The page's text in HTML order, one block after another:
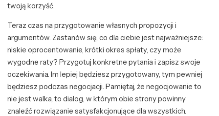
twoją korzyść.
Teraz czas na przygotowanie własnych propozycji i
argumentów. Zastanów się, co dla ciebie jest najważniejsze:
niskie oprocentowanie, krótki okres spłaty, czy może
wygodne raty? Przygotuj konkretne pytania i zapisz swoje
oczekiwania. Im lepiej będziesz przygotowany, tym pewniej
będziesz podczas negocjacji. Pamiętaj, że negocjowanie to
nie jest walka, to dialog, w którym obie strony powinny
znaleźć rozwiązanie satysfakcjonujące dla wszystkich.